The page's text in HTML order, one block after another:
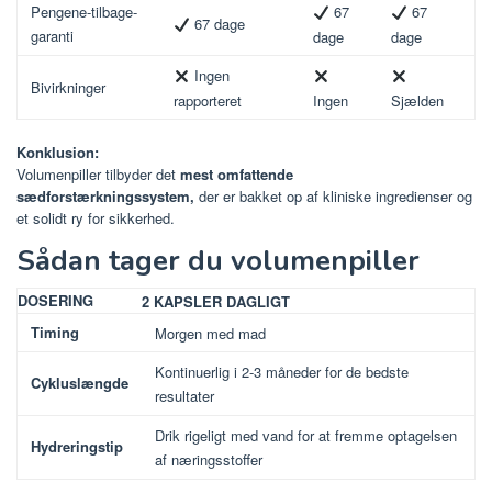
Pengene-tilbage-
garanti
67 dage
67
dage
67
dage
Bivirkninger
Ingen
rapporteret
Ingen Sjælden
Konklusion:
Volumenpiller tilbyder det mest omfattende
sædforstærkningssystem, der er bakket op af kliniske ingredienser og
et solidt ry for sikkerhed.
Sådan tager du volumenpiller
DOSERING
2 KAPSLER DAGLIGT
Timing
Morgen med mad
Cykluslængde
Kontinuerlig i 2-3 måneder for de bedste
resultater
Hydreringstip
Drik rigeligt med vand for at fremme optagelsen
af ​​næringsstoffer